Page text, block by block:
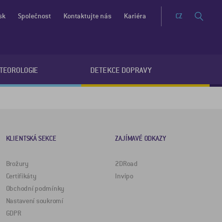
DETEKCE DOPRAVY
Společnost Kontaktujte nás Kariéra CZ
KLIENTSKÁ SEKCE
Brožury
Certifikáty
Obchodní podmínky
Nastavení soukromí
GDPR
ZAJÍMAVÉ ODKAZY
2DRoad
Invipo